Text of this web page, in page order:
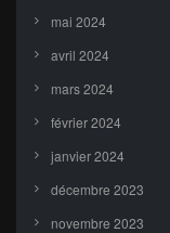
mai 2024
avril 2024
mars 2024
février 2024
janvier 2024
décembre 2023
novembre 2023